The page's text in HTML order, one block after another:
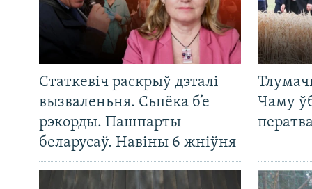
Статкевіч раскрыў дэталі
вызваленьня. Сьпёка б’е
рэкорды. Пашпарты
беларусаў. Навіны 6 жніўня
Чаму